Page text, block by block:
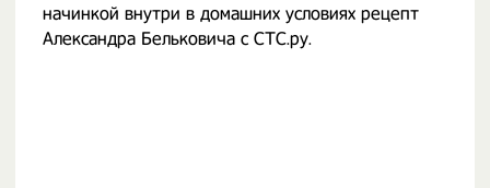
начинкой внутри в домашних условиях рецепт
Александра Бельковича с СТС.ру.